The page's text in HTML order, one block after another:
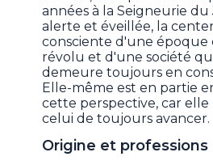
années à la Seigneurie du
alerte et éveillée, la
consciente d'une époque
révolu et d'une société
demeure toujours en
Elle-même est en partie
cette perspective, car elle
celui de toujours avancer.
Origine et professions